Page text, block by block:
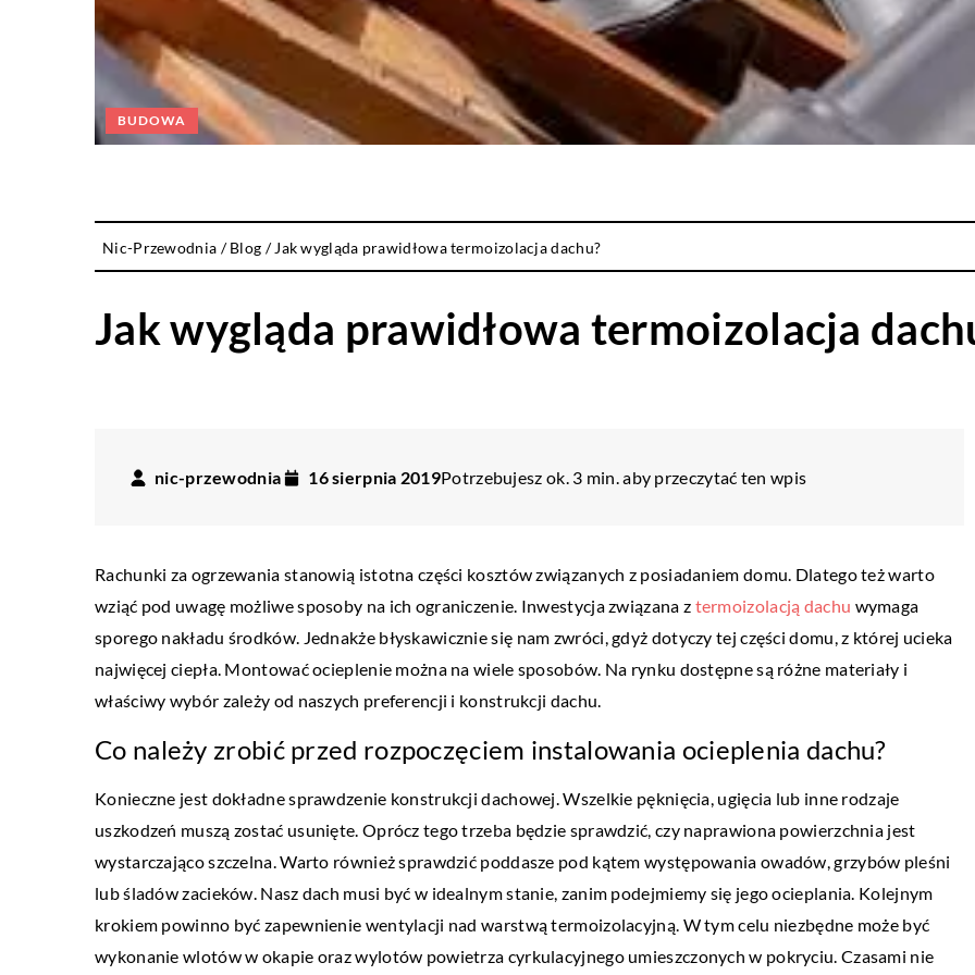
BUDOWA
Nic-Przewodnia /Blog /Jak wygląda prawidłowa termoizolacja dachu?
Jak wygląda prawidłowa termoizolacja
nic-przewodnia 16 sierpnia 2019Potrzebujesz ok. 3 min. aby przeczytać ten wpis
Rachunki za ogrzewania stanowią istotna części kosztów związanych z posiadaniem domu. Dlatego też warto
wziąć pod uwagę możliwe sposoby na ich ograniczenie. Inwestycja związana z termoizolacją dachu wymaga
sporego nakładu środków. Jednakże błyskawicznie się nam zwróci, gdyż dotyczy tej części domu, z której ucieka
najwięcej ciepła. Montować ocieplenie można na wiele sposobów. Na rynku dostępne są różne materiały i
właściwy wybór zależy od naszych preferencji i konstrukcji dachu.
Co należy zrobić przed rozpoczęciem instalowania ocieplenia dachu?
Konieczne jest dokładne sprawdzenie konstrukcji dachowej. Wszelkie pęknięcia, ugięcia lub inne rodzaje
uszkodzeń muszą zostać usunięte. Oprócz tego trzeba będzie sprawdzić, czy naprawiona powierzchnia jest
wystarczająco szczelna. Warto również sprawdzić poddasze pod kątem występowania owadów, grzybów pleśni
lub śladów zacieków. Nasz dach musi być w idealnym stanie, zanim podejmiemy się jego ocieplania. Kolejnym
krokiem powinno być zapewnienie wentylacji nad warstwą termoizolacyjną. W tym celu niezbędne może być
wykonanie wlotów w okapie oraz wylotów powietrza cyrkulacyjnego umieszczonych w pokryciu. Czasami nie
PRZEDSIĘBIORCZOŚĆ I GOSPODARKA
13 września 2021
Praca w piekarni trwa niemal nieustannie –
właśnie po to, aby dostarczyć do sklepów i
DOM I OTOCZENIE
18 lutego 2020
Jak szybko znaleźć mieszkanie?
Klienci planujący kupić mieszkanie mają
wyjścia: mogą to zrobić na własną rękę